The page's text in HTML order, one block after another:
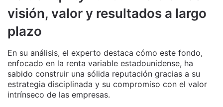
visión, valor y resultados a largo
plazo
En su análisis, el experto destaca cómo este fondo,
enfocado en la renta variable estadounidense, ha
sabido construir una sólida reputación gracias a su
estrategia disciplinada y su compromiso con el valor
intrínseco de las empresas.